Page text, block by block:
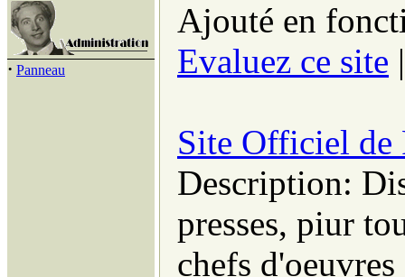
· Panneau
Ajouté en
Evaluez ce site
Site Officiel
Description:
presses, piur
chefs